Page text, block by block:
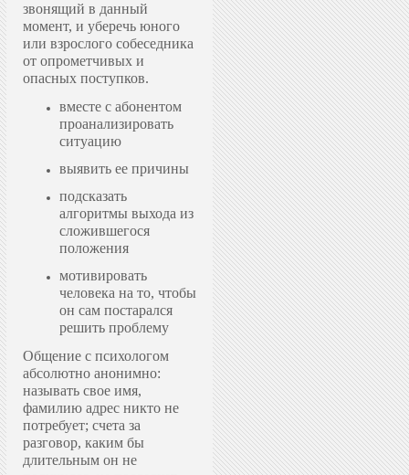
звонящий в данный
момент, и уберечь юного
или взрослого собеседника
от опрометчивых и
опасных поступков.
вместе с абонентом
проанализировать
ситуацию
выявить ее причины
подсказать
алгоритмы выхода из
сложившегося
положения
мотивировать
человека на то, чтобы
он сам постарался
решить проблему
Общение с психологом
абсолютно анонимно:
называть свое имя,
фамилию адрес никто не
потребует; счета за
разговор, каким бы
длительным он не